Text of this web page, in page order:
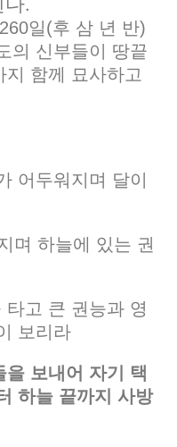
일(후 삼 년 반)
의 신부들이 땅끝
함께 묘사하고
어두워지며 달이
며 하늘에 있는 권
고 큰 권능과 영
보리라
보내어 자기 택
하늘 끝까지 사방